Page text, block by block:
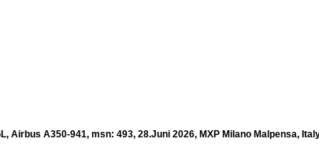
Airbus A350-941, msn: 493, 28.Juni 2026, MXP Milano Malpensa,